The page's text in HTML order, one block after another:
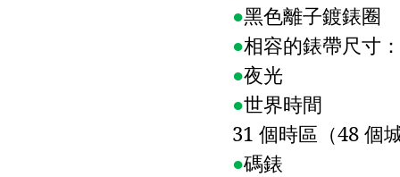
●黑色離子鍍錶圈
●相容的錶帶尺寸：
●夜光
●世界時間
31 個時區（48 個
●碼錶